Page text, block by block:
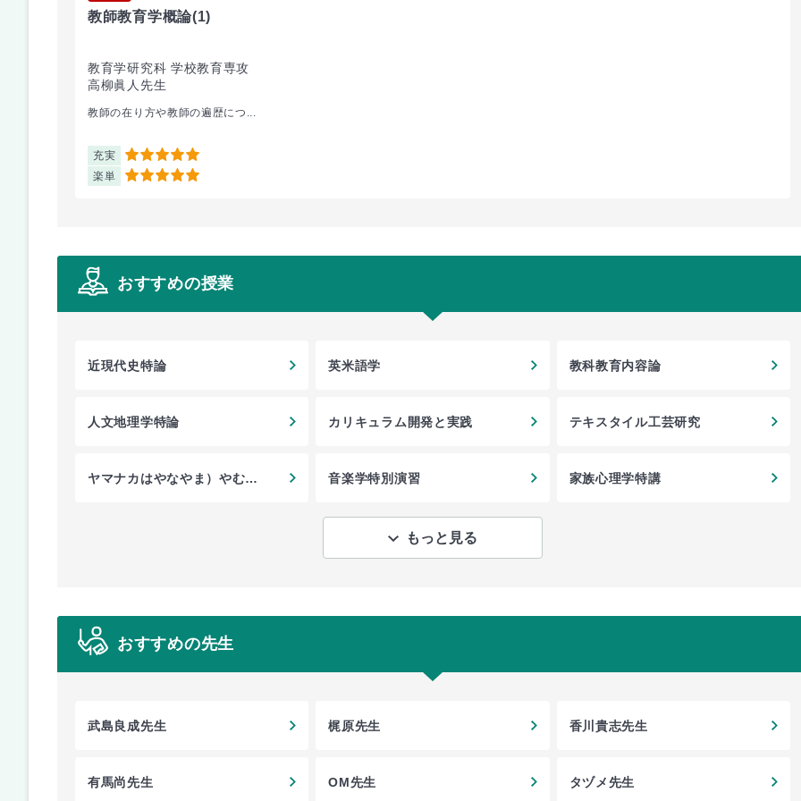
教師教育学概論(1)
教育学研究科 学校教育専攻
高柳眞人先生
教師の在り方や教師の遍歴につ...
充実 5
楽単 5
おすすめの授業
近現代史特論 英米語学 教科教育内容論
人文地理学特論 カリキュラム開発と実践 テキスタイル工芸研究
ヤマナカはやなやま）やむら
音楽学特別演習 家族心理学特講
もっと見る
おすすめの先生
武島良成先生 梶原先生 香川貴志先生
有馬尚先生 OM先生 タヅメ先生